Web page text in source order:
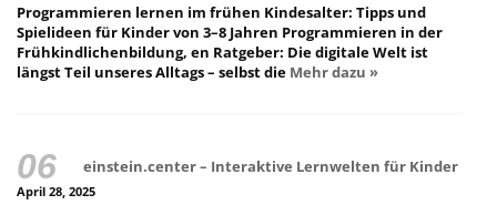
Programmieren lernen im frühen Kindesalter: Tipps und
Spielideen für Kinder von 3–8 Jahren Programmieren in der
Frühkindlichenbildung, en Ratgeber: Die digitale Welt ist
längst Teil unseres Alltags – selbst die Mehr dazu »
einstein.center – Interaktive Lernwelten für Kinder
April 28, 2025